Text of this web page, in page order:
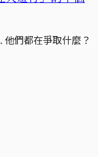
們都在爭取什麼？